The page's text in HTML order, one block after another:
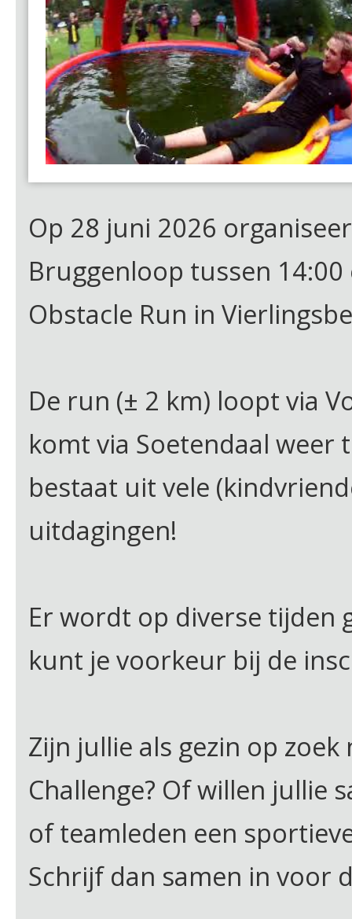
Op 28 juni 2026
Bruggenloop tussen
Obstacle Run in
De run (± 2 km) loopt via
komt via Soetendaal
bestaat uit vele
uitdagingen!
Er wordt op diverse tijden
kunt je voorkeur bij de
Zijn jullie als gezin op
Challenge? Of willen jullie
of teamleden een
Schrijf dan samen in voor